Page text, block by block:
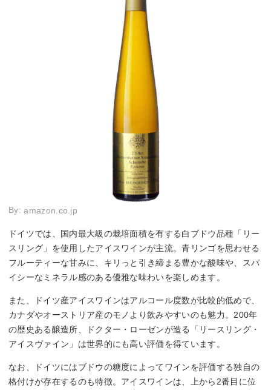
By:amazon.co.jp
ドイツでは、国内最大級の栽培面積を有する白ブドウ品種「リー
スリング」を使用したアイスワインが主流。青リンゴを思わせる
フルーティーな甘みに、キリっと引き締まる豊かな酸味や、スパ
イシーなミネラル感のある優雅な味わいを楽しめます。
また、ドイツ産アイスワインはアルコール度数が比較的低めで、
カナダやオーストリア産のモノより飲みやすいのも魅力。200年
の歴史ある醸造所、ドクター・ローゼンが造る「リースリング・
アイスヴァイン」は世界的にも高い評価を得ています。
なお、ドイツにはブドウの糖度によってワインを評価する独自の
格付けが存在するのも特徴。アイスワインは、上から2番目に位